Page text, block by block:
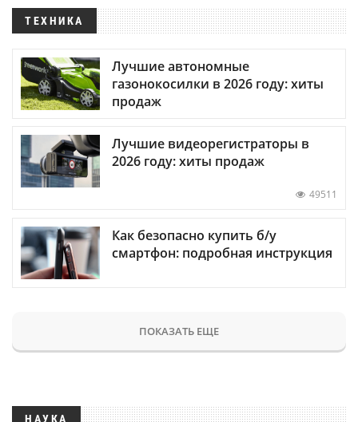
ТЕХНИКА
Лучшие автономные
газонокосилки в 2026 году: хиты
продаж
Лучшие видеорегистраторы в
2026 году: хиты продаж
49511
Как безопасно купить б/у
смартфон: подробная инструкция
ПОКАЗАТЬ ЕЩЕ
НАУКА